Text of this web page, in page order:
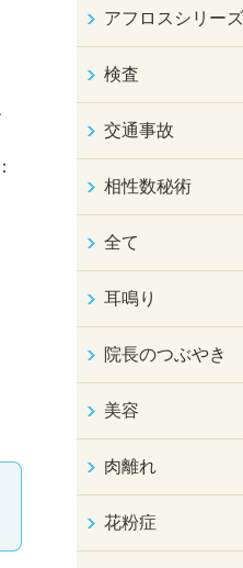
アフロスシリーズ
検査
交通事故
相性数秘術
全て
耳鳴り
院長のつぶやき
美容
肉離れ
花粉症